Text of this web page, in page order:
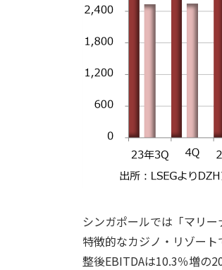
シンガポールでは「マリ
特徴的なカジノ・リゾー
整後EBITDAは10.3％増の